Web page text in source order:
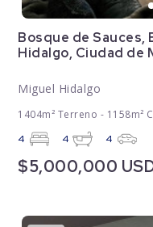
Bosque de Sauces,
Hidalgo, Ciudad de
Miguel Hidalgo
1404m² Terreno - 1158m²
4 4 4
$5,000,000